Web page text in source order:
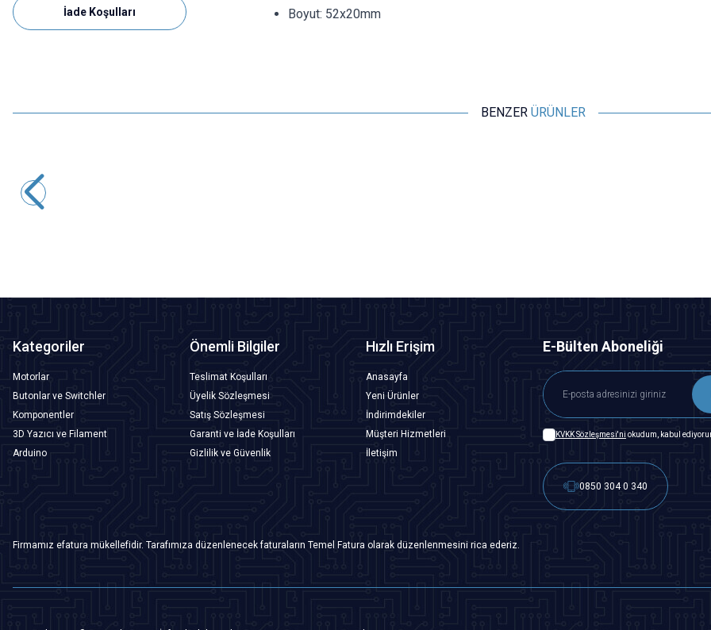
İade Koşulları
Boyut: 52x20mm
BENZER ÜRÜNLER
Kategoriler
Motorlar
Butonlar ve Switchler
Komponentler
3D Yazıcı ve Filament
Arduino
Önemli Bilgiler
Teslimat Koşulları
Üyelik Sözleşmesi
Satış Sözleşmesi
Garanti ve İade Koşulları
Gizlilik ve Güvenlik
Hızlı Erişim
Anasayfa
Yeni Ürünler
İndirimdekiler
Müşteri Hizmetleri
İletişim
E-Bülten Aboneliği
KVKK Sözleşmesi'ni okudum, kabul
0850 304 0 340
Firmamız efatura mükellefidir. Tarafımıza düzenlenecek faturaların Temel Fatura olarak düzenlenmesini rica ederiz.